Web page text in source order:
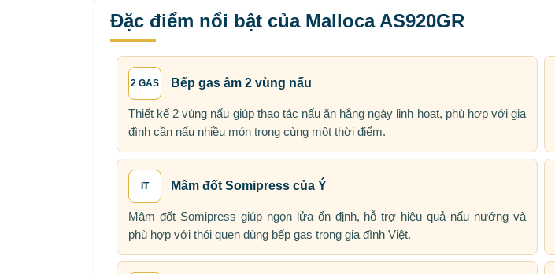
Đặc điểm nổi bật của Malloca AS920GR
2 GAS Bếp gas âm 2 vùng nấu
Thiết kế 2 vùng nấu giúp thao tác nấu ăn hằng ngày linh hoạt, phù hợp với gia
đình cần nấu nhiều món trong cùng một thời điểm.
IT Mâm đốt Somipress của Ý
Mâm đốt Somipress giúp ngọn lửa ổn định, hỗ trợ hiệu quả nấu nướng và
phù hợp với thói quen dùng bếp gas trong gia đình Việt.